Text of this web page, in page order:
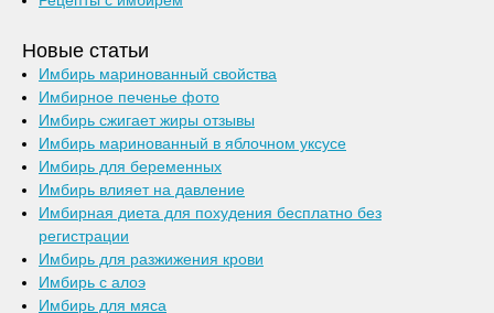
Новые статьи
Имбирь маринованный свойства
Имбирное печенье фото
Имбирь сжигает жиры отзывы
Имбирь маринованный в яблочном уксусе
Имбирь для беременных
Имбирь влияет на давление
Имбирная диета для похудения бесплатно без
регистрации
Имбирь для разжижения крови
Имбирь с алоэ
Имбирь для мяса